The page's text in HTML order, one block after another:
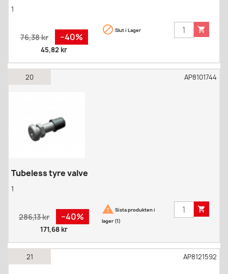
1
Regular
price
76,38 kr −40%
45,82 kr
 Slut i Lager 
20 AP8101744
Tubeless tyre valve
1
Regular
price
286,13 kr −40%
171,68 kr
 Sista produkten i
lager (1)

21 AP8121592